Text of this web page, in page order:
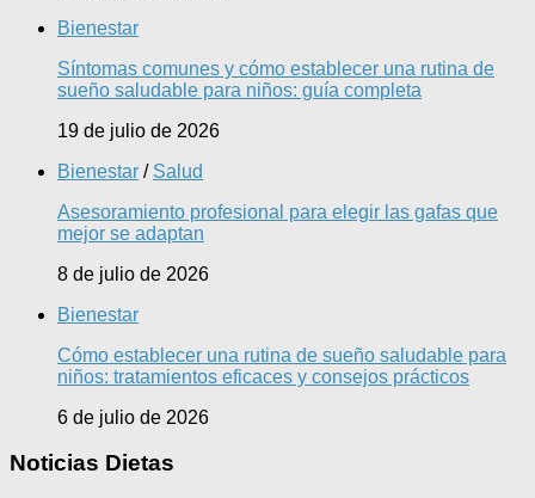
Bienestar
Síntomas comunes y cómo establecer una rutina de
sueño saludable para niños: guía completa
19 de julio de 2026
Bienestar / Salud
Asesoramiento profesional para elegir las gafas que
mejor se adaptan
8 de julio de 2026
Bienestar
Cómo establecer una rutina de sueño saludable para
niños: tratamientos eficaces y consejos prácticos
6 de julio de 2026
Noticias Dietas